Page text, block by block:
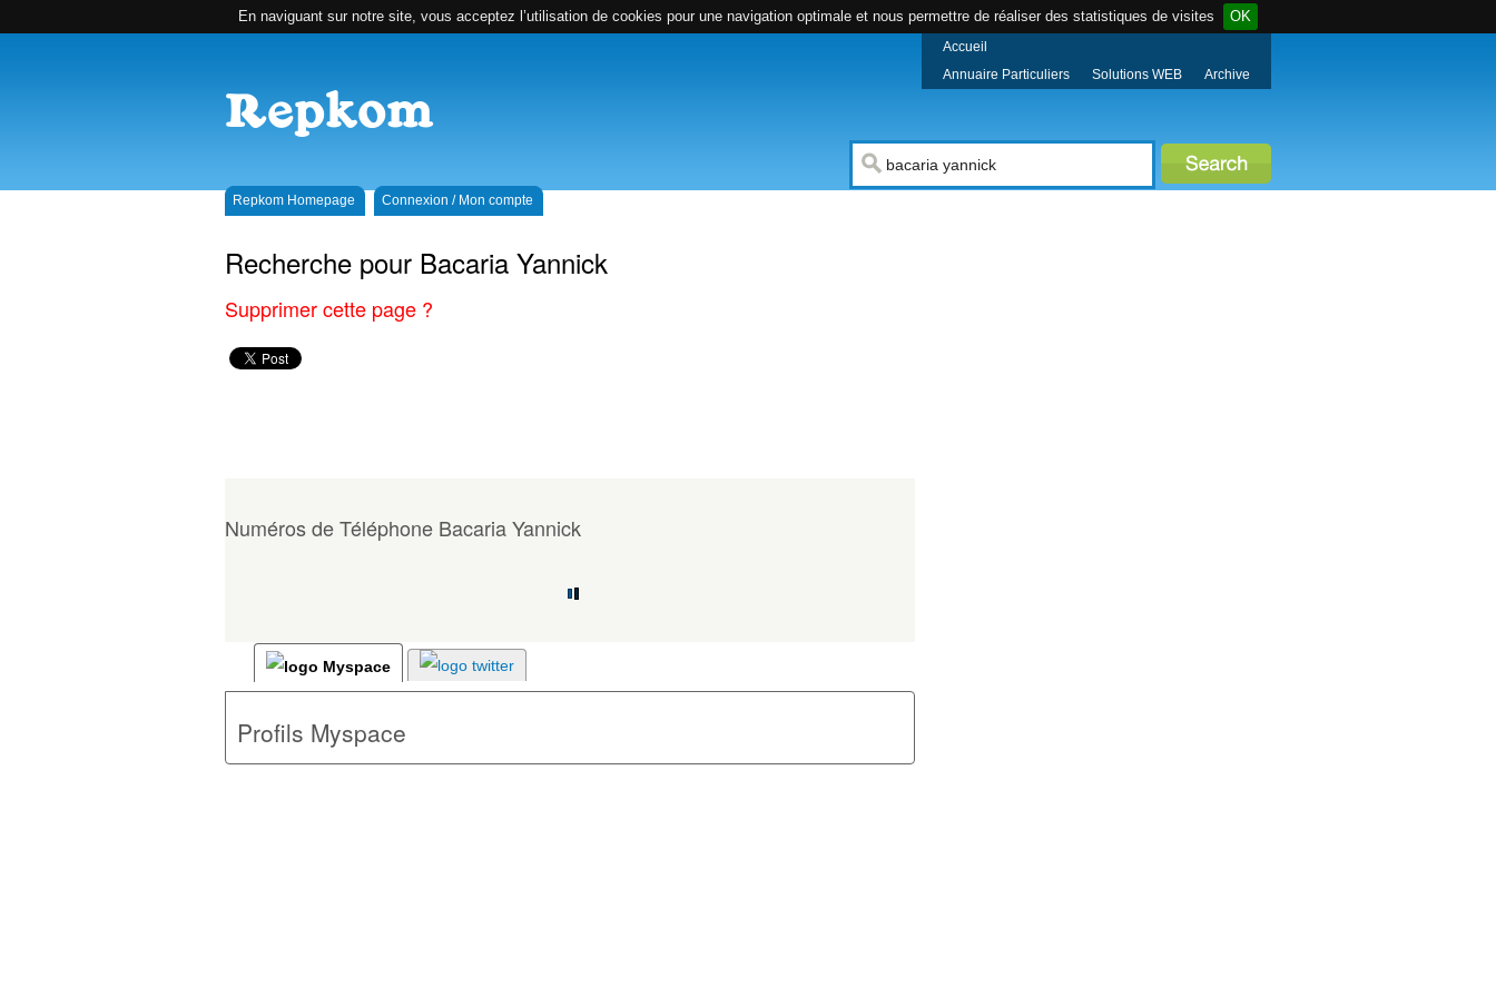
En naviguant sur notre site, vous acceptez l’utilisation de cookies pour une navigation optimale et nous permettre de réaliser des statistiques de visites OK
Accueil
Annuaire Particuliers
Solutions WEB Archive
Repkom Homepage Connexion / Mon compte
Recherche pour Bacaria Yannick
Supprimer cette page ?
Numéros de Téléphone Bacaria Yannick
Profils Myspace